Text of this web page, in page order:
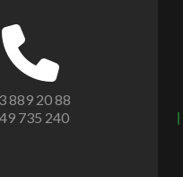
889 20 88
735 240
|